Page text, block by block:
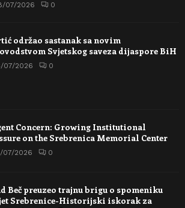
07/2026 0
održao sastanak sa novim
Svjetskog saveza dijaspore BiH
07/2026 0
Concern: Growing Institutional
on the Srebrenica Memorial Center
07/2026 0
Beč preuzeo trajnu brigu o spomeniku
Srebrenice-Historijski iskorak za